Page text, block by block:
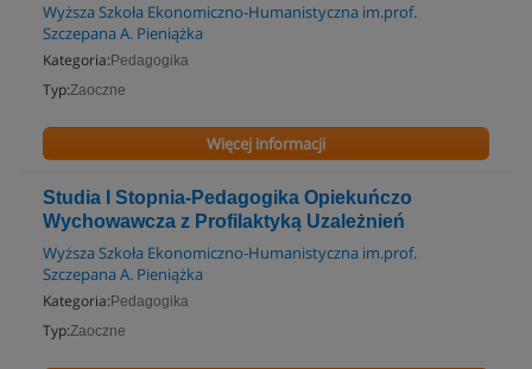
Wyższa Szkoła Ekonomiczno-Humanistyczna im.prof.
Szczepana A. Pieniążka
Kategoria: Pedagogika
Typ:Zaoczne
Więcej informacji
Studia I Stopnia-Pedagogika Opiekuńczo
Wychowawcza z Profilaktyką Uzależnień
Wyższa Szkoła Ekonomiczno-Humanistyczna im.prof.
Szczepana A. Pieniążka
Kategoria: Pedagogika
Typ:Zaoczne